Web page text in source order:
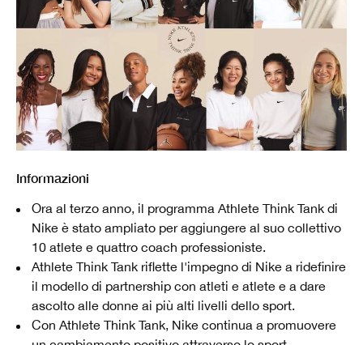
Informazioni
Ora al terzo anno, il programma Athlete Think Tank di
Nike è stato ampliato per aggiungere al suo collettivo
10 atlete e quattro coach professioniste.
Athlete Think Tank riflette l'impegno di Nike a ridefinire
il modello di partnership con atleti e atlete e a dare
ascolto alle donne ai più alti livelli dello sport.
Con Athlete Think Tank, Nike continua a promuovere